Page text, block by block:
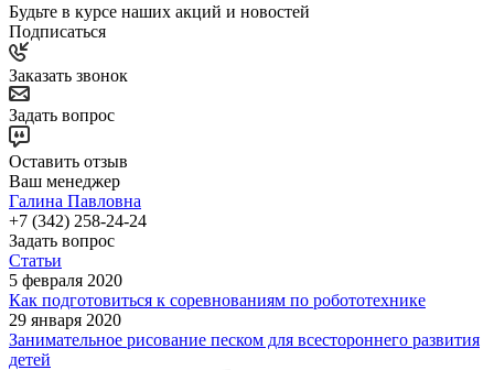
Будьте в курсе наших акций и новостей
Подписаться
Заказать звонок
Задать вопрос
Оставить отзыв
Ваш менеджер
Галина Павловна
+7 (342) 258-24-24
Задать вопрос
Статьи
5 февраля 2020
Как подготовиться к соревнованиям по робототехнике
29 января 2020
Занимательное рисование песком для всестороннего развития
детей